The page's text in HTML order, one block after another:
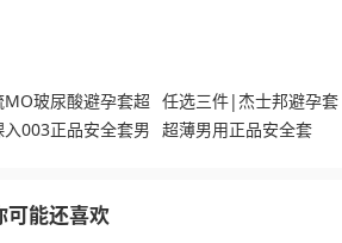
MO玻尿酸避孕套超
入003正品安全套男
任选三件|杰士邦避孕套
超薄男用正品安全套
可能还喜欢